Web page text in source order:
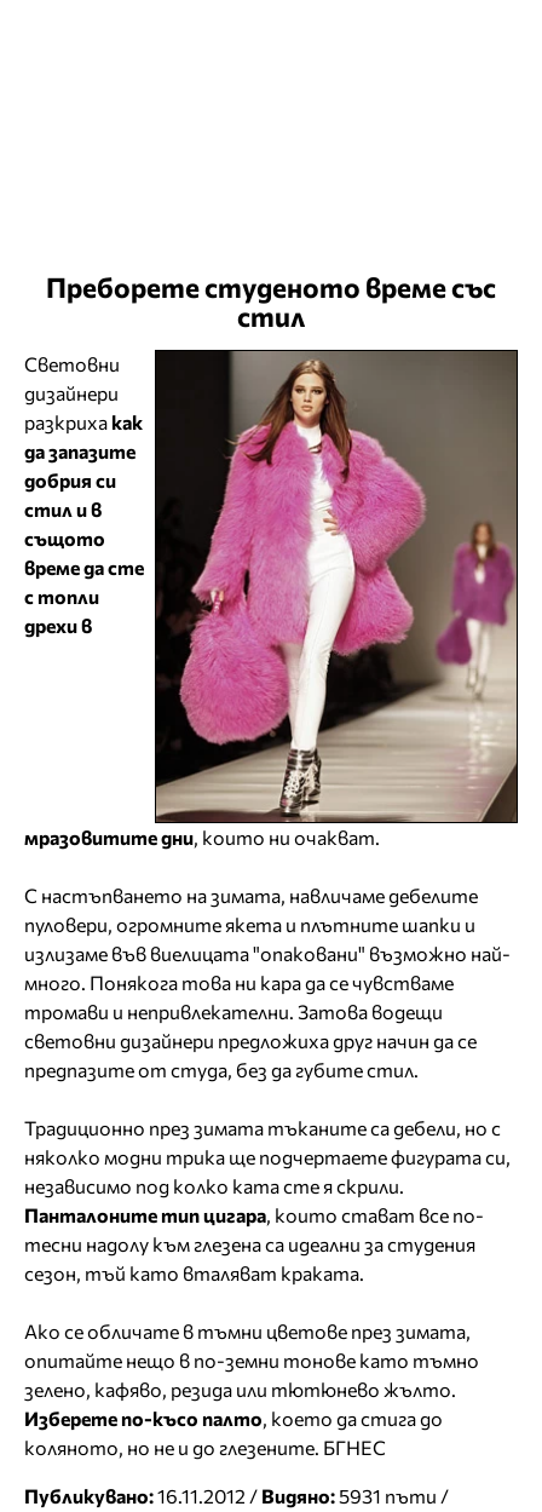
Преборете студеното време със
стил
Световни
дизайнери
разкриха как
да запазите
добрия си
стил и в
същото
време да сте
с топли
дрехи в
мразовитите дни, които ни очакват.
С настъпването на зимата, навличаме дебелите
пуловери, огромните якета и плътните шапки и
излизаме във виелицата "опаковани" възможно най-
много. Понякога това ни кара да се чувстваме
тромави и непривлекателни. Затова водещи
световни дизайнери предложиха друг начин да се
предпазите от студа, без да губите стил.
Традиционно през зимата тъканите са дебели, но с
няколко модни трика ще подчертаете фигурата си,
независимо под колко ката сте я скрили.
Панталоните тип цигара, които стават все по-
тесни надолу към глезена са идеални за студения
сезон, тъй като вталяват краката.
Ако се обличате в тъмни цветове през зимата,
опитайте нещо в по-земни тонове като тъмно
зелено, кафяво, резида или тютюнево жълто.
Изберете по-късо палто, което да стига до
коляното, но не и до глезените. БГНЕС
Публикувано:16.11.2012 / Видяно:5931 пъти /